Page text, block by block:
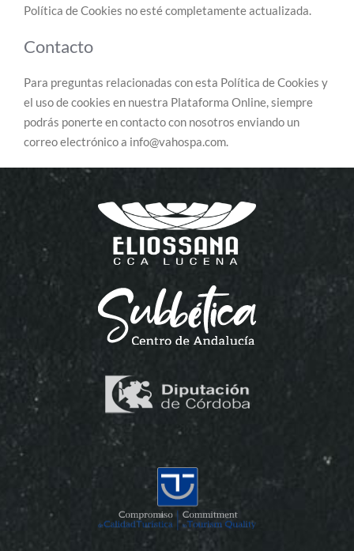
Política de Cookies no esté completamente actualizada.
Contacto
Para preguntas relacionadas con esta Política de Cookies y
el uso de cookies en nuestra Plataforma Online, siempre
podrás ponerte en contacto con nosotros enviando un
correo electrónico a info@vahospa.com.